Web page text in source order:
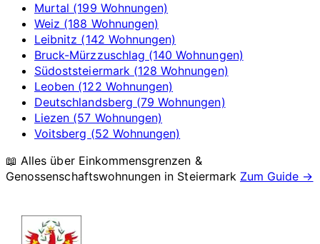
Murtal (199 Wohnungen)
Weiz (188 Wohnungen)
Leibnitz (142 Wohnungen)
Bruck-Mürzzuschlag (140 Wohnungen)
Südoststeiermark (128 Wohnungen)
Leoben (122 Wohnungen)
Deutschlandsberg (79 Wohnungen)
Liezen (57 Wohnungen)
Voitsberg (52 Wohnungen)
📖 Alles über Einkommensgrenzen &
Genossenschaftswohnungen in Steiermark Zum Guide →